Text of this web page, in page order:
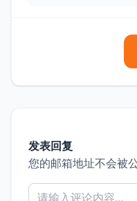
发表回复
您的邮箱地址不会被公